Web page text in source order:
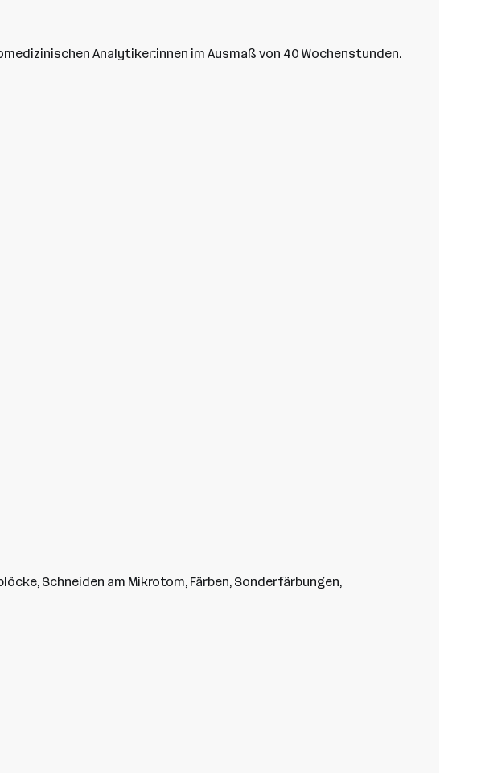
Analytiker:innen im Ausmaß von 40 Wochenstunden.
Schneiden am Mikrotom, Färben, Sonderfärbungen,